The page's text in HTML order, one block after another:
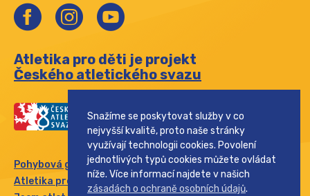
Atletika pro děti je projekt
Českého atletického svazu
Pohybová gramotnost
Atletika pro rodinu
Snažíme se poskytovat služby v co
nejvyšší kvalitě, proto naše stránky
využívají technologii cookies. Povolení
jednotlivých typů cookies můžete ovládat
níže. Více informací najdete v našich
zásadách o ochraně osobních údajů.